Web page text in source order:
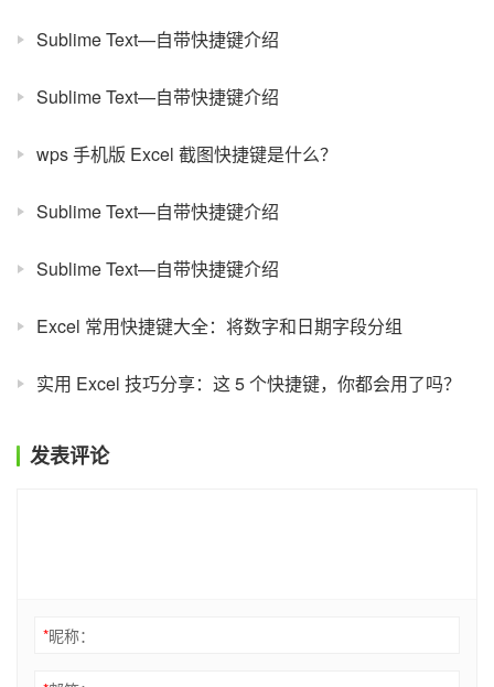
Sublime Text—自带快捷键介绍
Sublime Text—自带快捷键介绍
wps 手机版 Excel 截图快捷键是什么？
Sublime Text—自带快捷键介绍
Sublime Text—自带快捷键介绍
Excel 常用快捷键大全：将数字和日期字段分组
实用 Excel 技巧分享：这 5 个快捷键，你都会用了吗？
发表评论
*昵称：